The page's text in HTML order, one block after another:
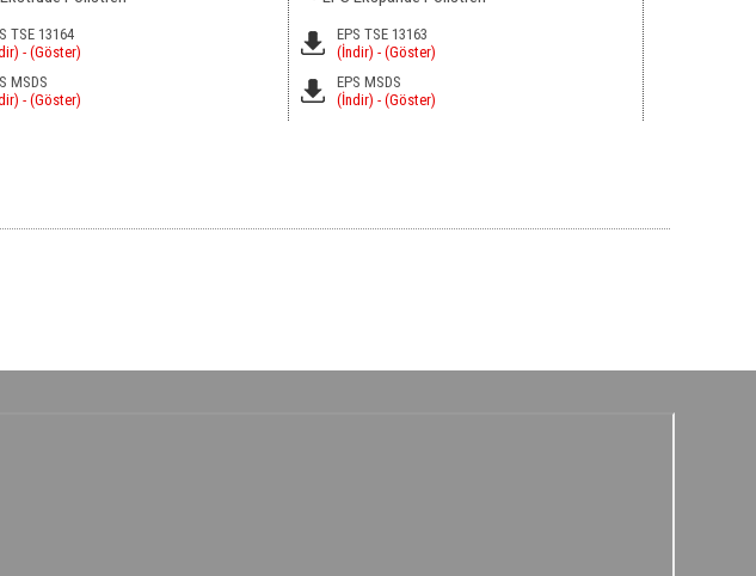
TSE 13164
- (Göster)
MSDS
- (Göster)
EPS TSE 13163
(İndir) - (Göster)
EPS MSDS
(İndir) - (Göster)